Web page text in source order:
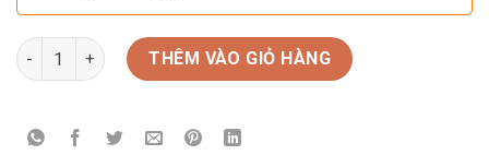
Courvoisier Premier số lượngTHÊM VÀO GIỎ HÀNG